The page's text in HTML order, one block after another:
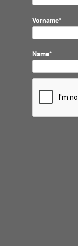
Vorname*
Name*